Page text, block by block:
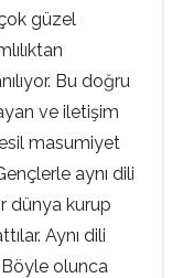
güzel
Bu doğru
ve iletişim
masumiyet
aynı dili
dünya kurup
Aynı dili
olunca